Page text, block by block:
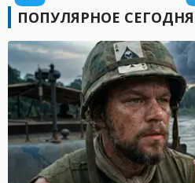
ПОПУЛЯРНОЕ СЕГОДНЯ